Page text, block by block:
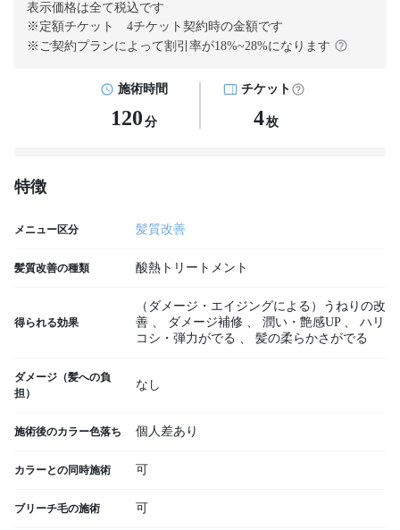
表示価格は全て税込です
※定額チケット 4チケット契約時の金額です
※ご契約プランによって割引率が18%~28%になります
施術時間
120 分
チケット
4枚
特徴
メニュー区分 髪質改善
髪質改善の種類 酸熱トリートメント
得られる効果
（ダメージ・エイジングによる）うねりの改
善 、 ダメージ補修 、 潤い・艶感UP 、
ハリ
コシ・弾力がでる 、 髪の柔らかさがでる
ダメージ（髪への負
担）
なし
施術後のカラー色落ち 個人差あり
カラーとの同時施術 可
ブリーチ毛の施術 可